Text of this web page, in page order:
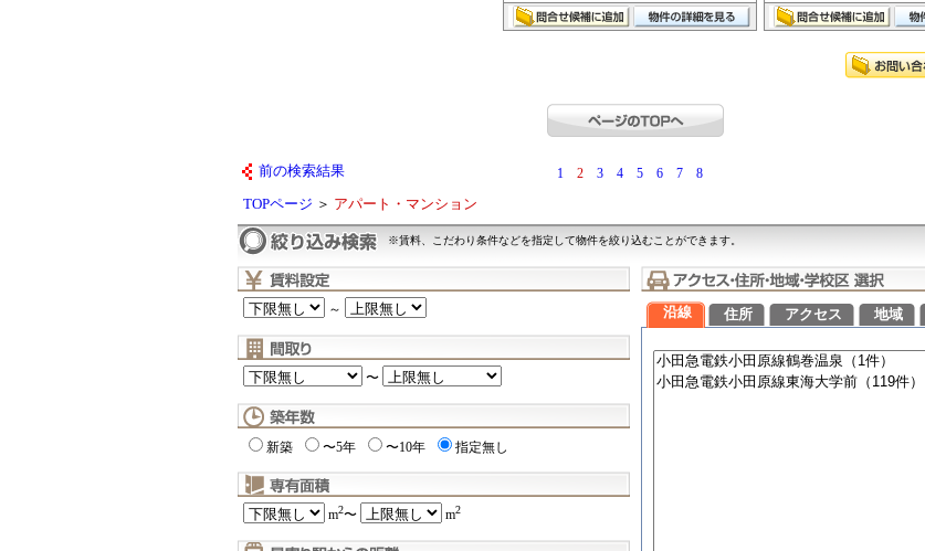
前の検索結果 1 2 3 4 5 6 7 8
TOPページ ＞ アパート・マンション
※賃料、こだわり条件などを指定して物件を絞り込むことができます。
～
〜
新築 〜5年 〜10年 指定無し
m2〜 m2
沿線 住所 アクセス 地域